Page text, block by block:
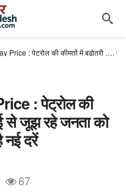
Price : पेट्रोल की कीमतों में बढ़ोतरी ….
: पेट्रोल की
से जूझ रहे जनता को
नई दरें
67